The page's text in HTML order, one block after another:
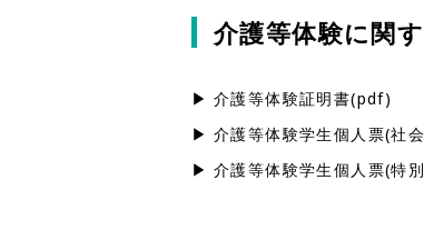
介護等体験に関
介護等体験証明書(pdf)
介護等体験学生個人票(社
介護等体験学生個人票(特